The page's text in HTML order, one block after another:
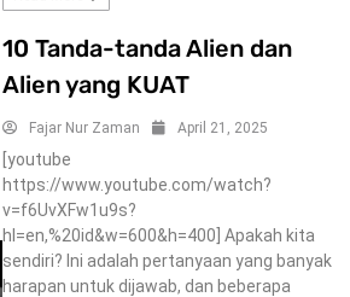
10 Tanda-tanda Alien dan
Alien yang KUAT
Fajar Nur Zaman April 21, 2025
[youtube
https://www.youtube.com/watch?
v=f6UvXFw1u9s?
hl=en,%20id&w=600&h=400] Apakah kita
sendiri? Ini adalah pertanyaan yang banyak
harapan untuk dijawab, dan beberapa